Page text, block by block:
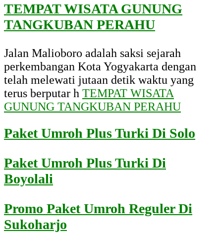
TEMPAT WISATA GUNUNG
TANGKUBAN PERAHU
Jalan Malioboro adalah saksi sejarah
perkembangan Kota Yogyakarta dengan
telah melewati jutaan detik waktu yang
terus berputar h TEMPAT WISATA
GUNUNG TANGKUBAN PERAHU
Paket Umroh Plus Turki Di Solo
Paket Umroh Plus Turki Di
Boyolali
Promo Paket Umroh Reguler Di
Sukoharjo